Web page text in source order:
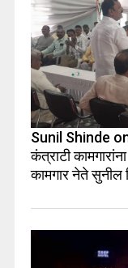
Sunil Shinde
कंत्राटी
कामगार नेते सुनील